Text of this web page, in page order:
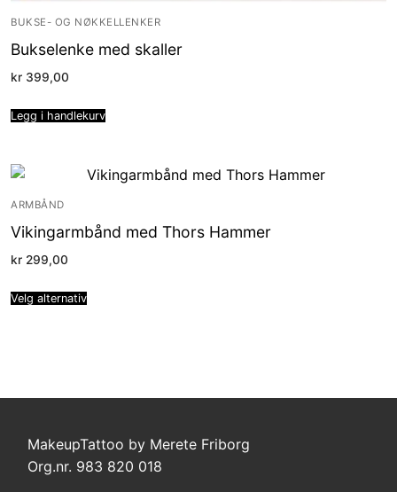
BUKSE- OG NØKKELLENKER
Bukselenke med skaller
kr 399,00
Legg i handlekurv
ARMBÅND
Vikingarmbånd med Thors Hammer
kr 299,00
Velg alternativ
MakeupTattoo by Merete Friborg
Org.nr. 983 820 018